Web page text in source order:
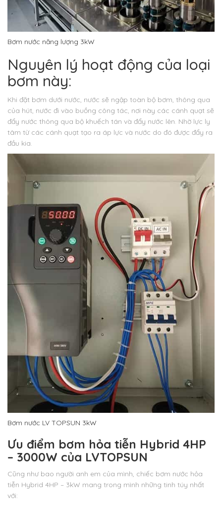
Bơm nước năng lượng 3kW
Nguyên lý hoạt động của loại
bơm này:
Khi đặt bơm dưới nước, nước sẽ ngập toàn bộ bơm, thông qua
của hút, nước đi vào buồng công tác, nơi này các cánh quạt sẽ
đẩy nước thông qua bộ khuếch tán và đẩy nước lên. Nhờ lực ly
tâm từ các cánh quạt tạo ra áp lực và nước do đó được đẩy ra
đầu kia.
Bơm nước LV TOPSUN 3kW
Ưu điểm bơm hỏa tiễn Hybrid 4HP
– 3000W của LVTOPSUN
Cũng như bao người anh em của mình, chiếc bơm nước hỏa
tiễn Hybrid 4HP – 3kW mang trong mình những tinh túy nhất
với: